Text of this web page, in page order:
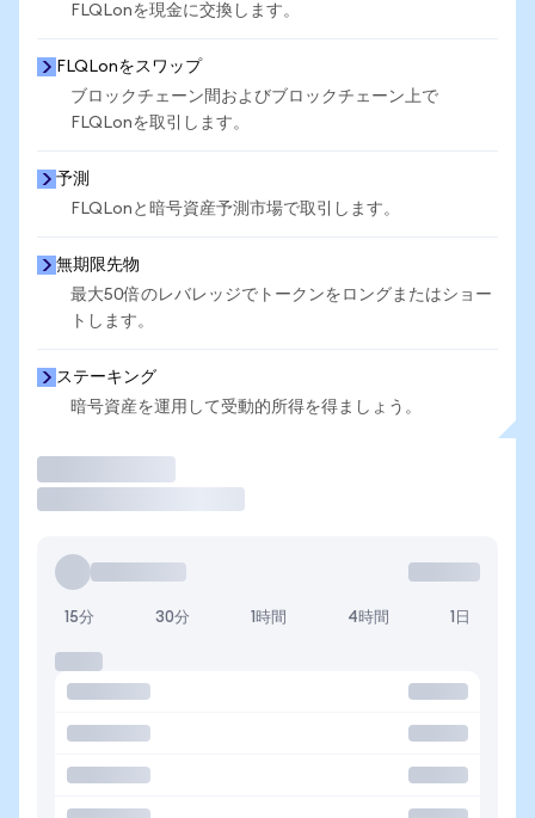
FLQLonを現金に交換します。
FLQLonをスワップ
ブロックチェーン間およびブロックチェーン上で
FLQLonを取引します。
予測
FLQLonと暗号資産予測市場で取引します。
無期限先物
最大50倍のレバレッジでトークンをロングまたはショー
トします。
ステーキング
暗号資産を運用して受動的所得を得ましょう。
15分 30分 1時間 4時間 1日